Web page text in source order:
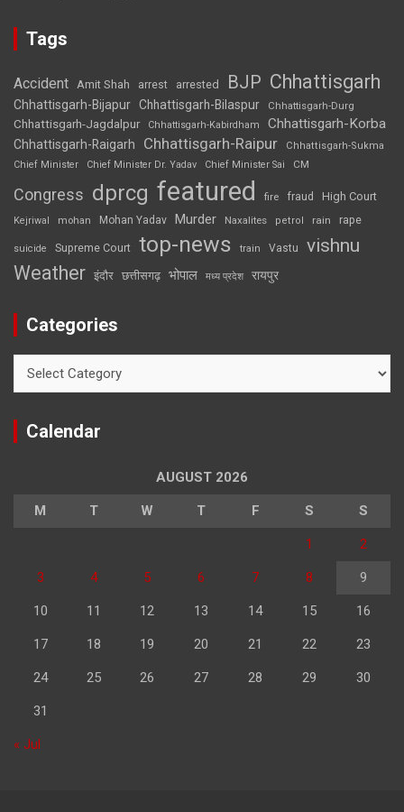
Tags
Accident Amit Shah arrest arrested BJP Chhattisgarh
Chhattisgarh-Bijapur Chhattisgarh-Bilaspur Chhattisgarh-Durg
Chhattisgarh-Jagdalpur Chhattisgarh-Kabirdham Chhattisgarh-Korba
Chhattisgarh-Raigarh Chhattisgarh-Raipur
Chhattisgarh-Sukma
Chief Minister
Chief Minister Dr. Yadav Chief Minister Sai CM
Congress dprcg featured fire fraud High Court
Kejriwal mohan Mohan Yadav Murder Naxalites petrol rain rape
suicide Supreme Court top-news train Vastu vishnu
Weather इंदौर छत्तीसगढ़ भोपाल मध्य प्रदेश रायपुर
Categories
Calendar
AUGUST 2026
M T W T F S S
1 2
3 4 5 6 7 8 9
10 11 12 13 14 15 16
17 18 19 20 21 22 23
24 25 26 27 28 29 30
31
« Jul